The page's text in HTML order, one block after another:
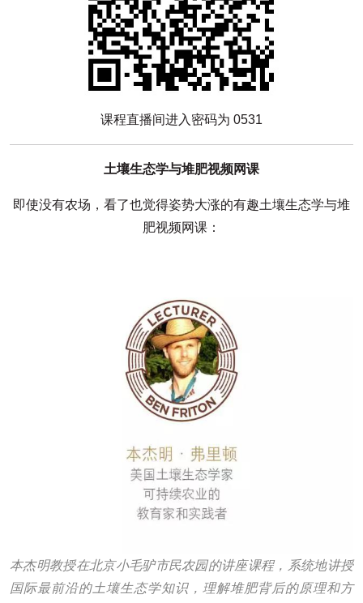
课程直播间进入密码为 0531
土壤生态学与堆肥视频网课
即使没有农场，看了也觉得姿势大涨的有趣土壤生态学与堆
肥视频网课：
本杰明教授在北京小毛驴市民农园的讲座课程，系统地讲授
国际最前沿的土壤生态学知识，理解堆肥背后的原理和方